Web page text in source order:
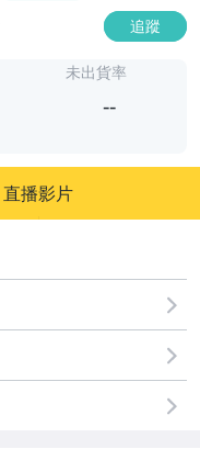
追蹤
未出貨率
--
直播影片